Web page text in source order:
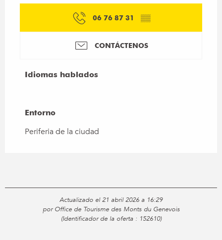
06 76 87 31 ▒▒
CONTÁCTENOS
Idiomas hablados
Idiomas hablados
Entorno
Entorno
Periferia de la ciudad
Actualizado el 21 abril 2026 a 16:29
por Office de Tourisme des Monts du Genevois
(Identificador de la oferta : 152610)